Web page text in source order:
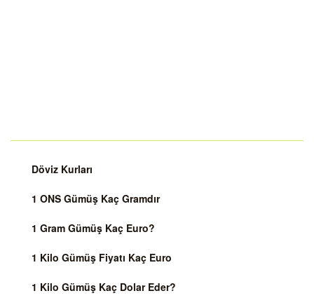
Döviz Kurları
1 ONS Gümüş Kaç Gramdır
1 Gram Gümüş Kaç Euro?
1 Kilo Gümüş Fiyatı Kaç Euro
1 Kilo Gümüş Kaç Dolar Eder?